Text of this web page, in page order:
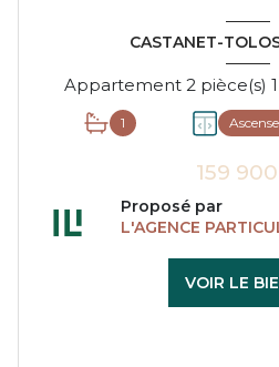
CASTANET-
1
159
Proposé par
L'AGENCE
VOIR LE